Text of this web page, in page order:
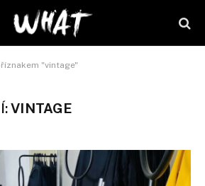
"vintage"
VINTAGE